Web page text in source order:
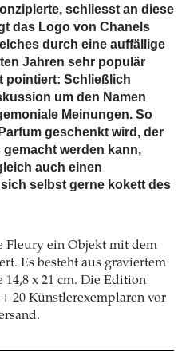
schliesst an diese
das Logo von Chanels
durch eine auffällige
Jahren sehr populär
pointiert: Schließlich
um den Namen
Meinungen. So
geschenkt wird, der
werden kann,
auch einen
selbst gerne kokett des
Fleury ein Objekt mit dem
Es besteht aus graviertem
x 21 cm. Die Edition
20 Künstlerexemplaren vor